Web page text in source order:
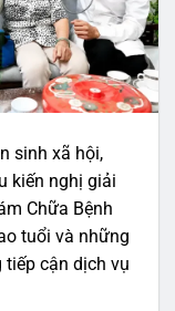
sinh xã hội,
kiến nghị giải
Chữa Bệnh
tuổi và những
tiếp cận dịch vụ